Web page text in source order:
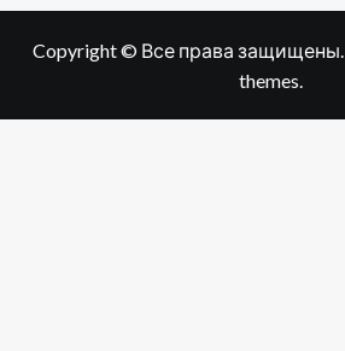
Copyright © Все права защищены.
themes.